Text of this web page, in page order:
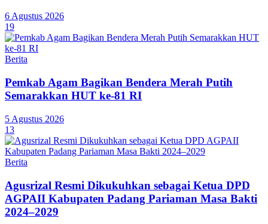
6 Agustus 2026
19
Berita
Pemkab Agam Bagikan Bendera Merah Putih
Semarakkan HUT ke-81 RI
5 Agustus 2026
13
Berita
Agusrizal Resmi Dikukuhkan sebagai Ketua DPD
AGPAII Kabupaten Padang Pariaman Masa Bakti
2024–2029